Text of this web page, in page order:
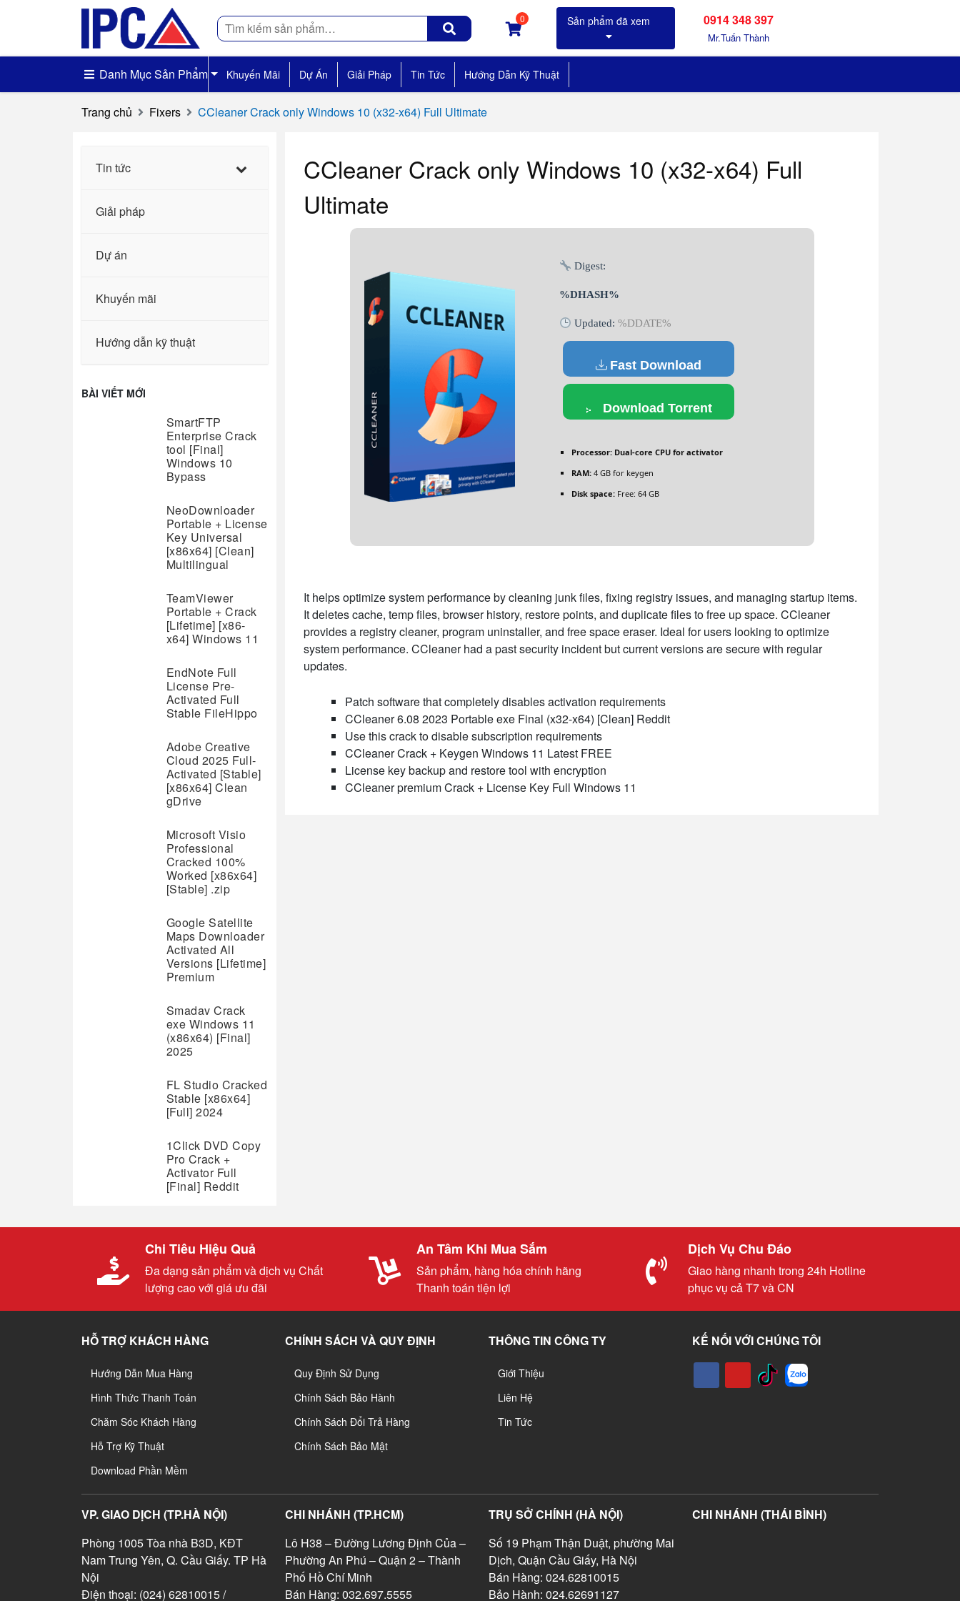
Tìm
kiếm
0 0914 348 397
Mr.Tuấn Thành
Danh Mục Sản Phẩm Khuyến Mãi Dự Án Giải Pháp Tin Tức Hướng Dẫn Kỹ Thuật
Trang chủ Fixers CCleaner Crack only Windows 10 (x32-x64) Full Ultimate
Tin tức
Giải pháp
Dự án
Khuyến mãi
Hướng dẫn kỹ thuật
BÀI VIẾT MỚI
SmartFTP
Enterprise Crack
tool [Final]
Windows 10
Bypass
NeoDownloader
Portable + License
Key Universal
[x86x64] [Clean]
Multilingual
TeamViewer
Portable + Crack
[Lifetime] [x86-
x64] Windows 11
EndNote Full
License Pre-
Activated Full
Stable FileHippo
Adobe Creative
Cloud 2025 Full-
Activated [Stable]
[x86x64] Clean
gDrive
Microsoft Visio
Professional
Cracked 100%
Worked [x86x64]
[Stable] .zip
Google Satellite
Maps Downloader
Activated All
Versions [Lifetime]
Premium
Smadav Crack
exe Windows 11
(x86x64) [Final]
2025
FL Studio Cracked
Stable [x86x64]
[Full] 2024
1Click DVD Copy
Pro Crack +
Activator Full
[Final] Reddit
CCleaner Crack only Windows 10 (x32-x64) Full
Ultimate
Digest:
%DHASH%
Updated: %DDATE%
Fast Download
Download Torrent
Processor:Dual-core CPU for activator
RAM:4 GB for keygen
Disk space:Free: 64 GB
It helps optimize system performance by cleaning junk files, fixing registry issues, and managing startup items.
It deletes cache, temp files, browser history, restore points, and duplicate files to free up space. CCleaner
provides a registry cleaner, program uninstaller, and free space eraser. Ideal for users looking to optimize
system performance. CCleaner had a past security incident but current versions are secure with regular
updates.
Patch software that completely disables activation requirements
CCleaner 6.08 2023 Portable exe Final (x32-x64) [Clean] Reddit
Use this crack to disable subscription requirements
CCleaner Crack + Keygen Windows 11 Latest FREE
License key backup and restore tool with encryption
CCleaner premium Crack + License Key Full Windows 11
Chi Tiêu Hiệu Quả
Đa dạng sản phẩm và dịch vụ Chất
lượng cao với giá ưu đãi
An Tâm Khi Mua Sắm
Sản phẩm, hàng hóa chính hãng
Thanh toán tiện lợi
Dịch Vụ Chu Đáo
Giao hàng nhanh trong 24h Hotline
phục vụ cả T7 và CN
HỖ TRỢ KHÁCH HÀNG
Hướng Dẫn Mua Hàng
Hình Thức Thanh Toán
Chăm Sóc Khách Hàng
Hỗ Trợ Kỹ Thuật
Download Phần Mềm
CHÍNH SÁCH VÀ QUY ĐỊNH
Quy Định Sử Dụng
Chính Sách Bảo Hành
Chính Sách Đổi Trả Hàng
Chính Sách Bảo Mật
THÔNG TIN CÔNG TY
Giới Thiệu
Liên Hệ
Tin Tức
KẾ NỐI VỚI CHÚNG TÔI
VP. GIAO DỊCH (TP.HÀ NỘI)
Phòng 1005 Tòa nhà B3D, KĐT
Nam Trung Yên, Q. Cầu Giấy. TP Hà
Nội
Điện thoại: (024) 62810015 /
CHI NHÁNH (TP.HCM)
Lô H38 – Đường Lương Định Của –
Phường An Phú – Quận 2 – Thành
Phố Hồ Chí Minh
Bán Hàng: 032.697.5555
TRỤ SỞ CHÍNH (HÀ NỘI)
Số 19 Phạm Thận Duật, phường Mai
Dịch, Quận Cầu Giấy, Hà Nội
Bán Hàng: 024.62810015
Bảo Hành: 024.62691127
CHI NHÁNH (THÁI BÌNH)